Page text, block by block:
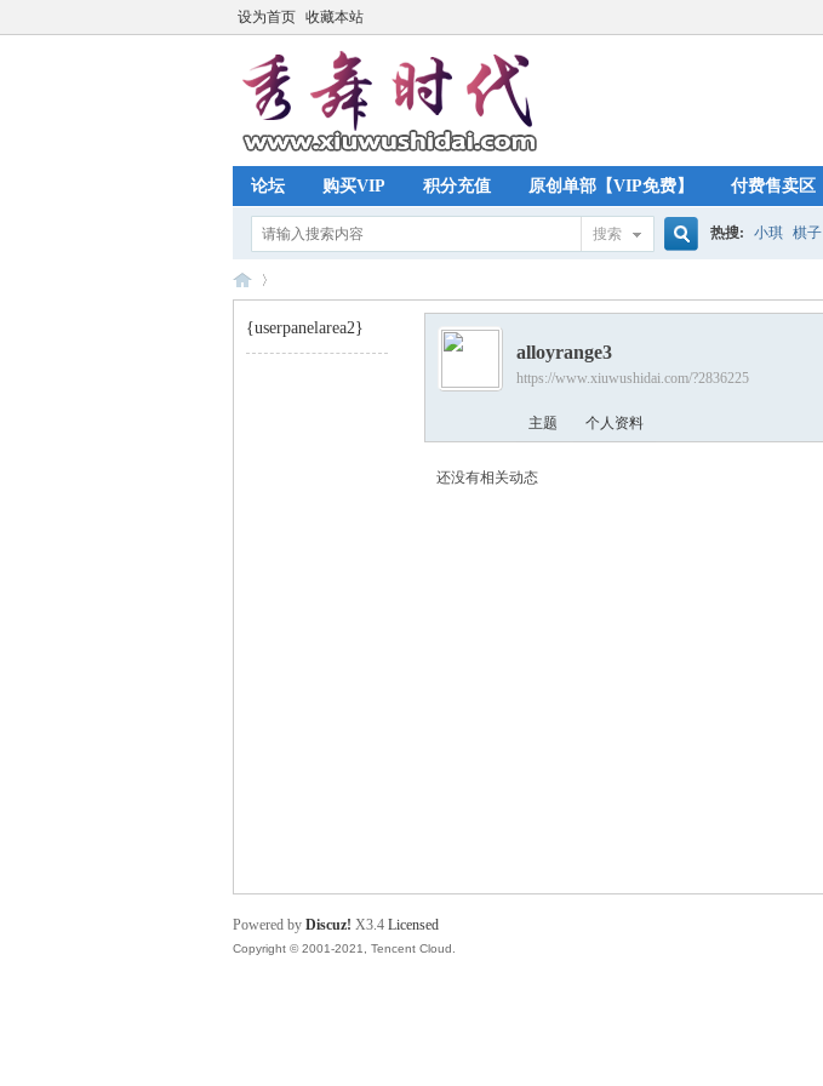
设为首页 收藏本站
论坛 购买VIP 积分充值 原创单部【VIP免费】 付费售卖区
搜索
索
热搜: 小琪 棋子
{userpanelarea2}
alloyrange3
https://www.xiuwushidai.com/?2836225
主题 个人资料
还没有相关动态
Powered by Discuz! X3.4 Licensed
Copyright © 2001-2021, Tencent Cloud.